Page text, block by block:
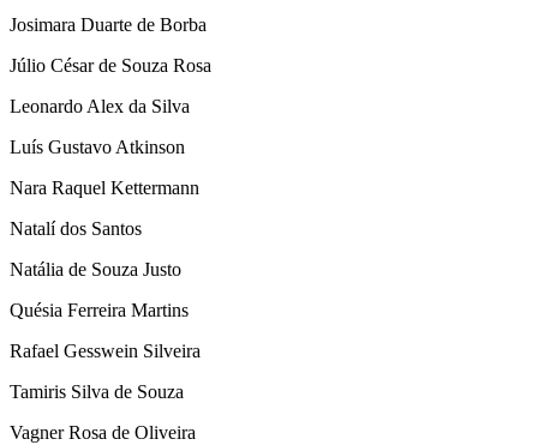
Josimara Duarte de Borba
Júlio César de Souza Rosa
Leonardo Alex da Silva
Luís Gustavo Atkinson
Nara Raquel Kettermann
Natalí dos Santos
Natália de Souza Justo
Quésia Ferreira Martins
Rafael Gesswein Silveira
Tamiris Silva de Souza
Vagner Rosa de Oliveira